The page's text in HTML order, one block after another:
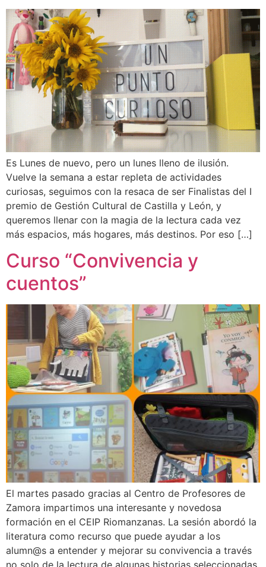
Es Lunes de nuevo, pero un lunes lleno de ilusión.
Vuelve la semana a estar repleta de actividades
curiosas, seguimos con la resaca de ser Finalistas del I
premio de Gestión Cultural de Castilla y León, y
queremos llenar con la magia de la lectura cada vez
más espacios, más hogares, más destinos. Por eso […]
Curso “Convivencia y
cuentos”
El martes pasado gracias al Centro de Profesores de
Zamora impartimos una interesante y novedosa
formación en el CEIP Riomanzanas. La sesión abordó la
literatura como recurso que puede ayudar a los
alumn@s a entender y mejorar su convivencia a través